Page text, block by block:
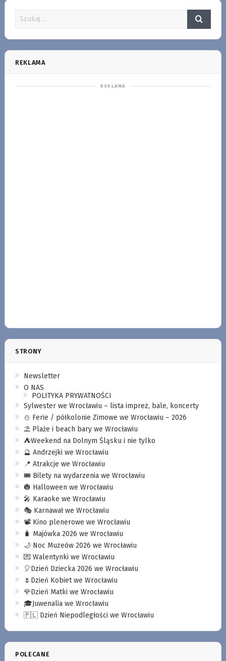
REKLAMA
STRONY
Newsletter
O NAS
POLITYKA PRYWATNOŚCI
Sylwester we Wrocławiu – lista imprez, bale, koncerty
⛄️ Ferie / półkolonie Zimowe we Wrocławiu – 2026
⛱️ Plaże i beach bary we Wrocławiu
⛺️Weekend na Dolnym Śląsku i nie tylko
🔮 Andrzejki we Wrocławiu
📍 Atrakcje we Wrocławiu
🎟️ Bilety na wydarzenia we Wrocławiu
🎃 Halloween we Wrocławiu
🎤 Karaoke we Wrocławiu
🎭 Karnawał we Wrocławiu
📽️ Kino plenerowe we Wrocławiu
🧳 Majówka 2026 we Wrocławiu
🌙 Noc Muzeów 2026 we Wrocławiu
💌 Walentynki we Wrocławiu
🎈Dzień Dziecka 2026 we Wrocławiu
🌷Dzień Kobiet we Wrocławiu
🌹Dzień Matki we Wrocławiu
🎓Juwenalia we Wrocławiu
🇵🇱 Dzień Niepodległości we Wrocławiu
POLECANE